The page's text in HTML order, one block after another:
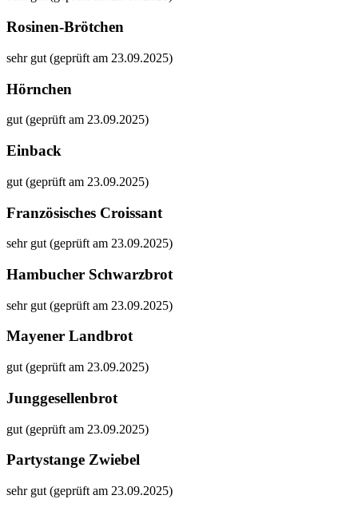
Rosinen-Brötchen
sehr gut (geprüft am 23.09.2025)
Hörnchen
gut (geprüft am 23.09.2025)
Einback
gut (geprüft am 23.09.2025)
Französisches Croissant
sehr gut (geprüft am 23.09.2025)
Hambucher Schwarzbrot
sehr gut (geprüft am 23.09.2025)
Mayener Landbrot
gut (geprüft am 23.09.2025)
Junggesellenbrot
gut (geprüft am 23.09.2025)
Partystange Zwiebel
sehr gut (geprüft am 23.09.2025)